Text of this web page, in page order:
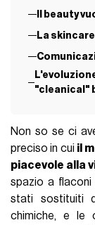
Il beauty
La
"cleanical"
Non so se ci
preciso in cui il
piacevole alla
spazio a flaconi
stati sostituiti
chimiche, e le